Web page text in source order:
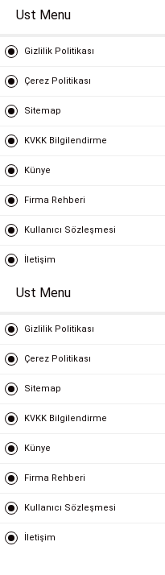
Ust Menu
Gizlilik Politikası
Çerez Politikası
Sitemap
KVKK Bilgilendirme
Künye
Firma Rehberi
Kullanıcı Sözleşmesi
İletişim
Ust Menu
Gizlilik Politikası
Çerez Politikası
Sitemap
KVKK Bilgilendirme
Künye
Firma Rehberi
Kullanıcı Sözleşmesi
İletişim